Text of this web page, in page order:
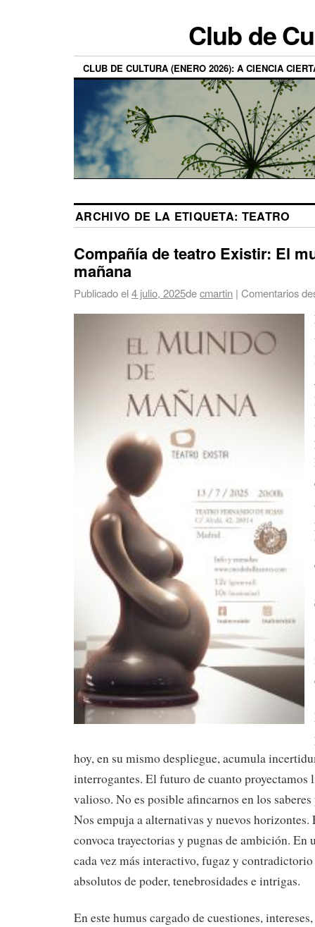
Club de
CLUB DE CULTURA (ENERO 2026): A CIENCIA
ARCHIVO DE LA ETIQUETA: TEATRO
Compañía de teatro Existir: El
mañana
Publicado el4 julio, 2025decmartin | Comentarios
hoy, en su mismo despliegue, acumula
interrogantes. El futuro de cuanto
valioso. No es posible afincarnos en los
Nos empuja a alternativas y nuevos horizontes.
convoca trayectorias y pugnas de ambición. En
cada vez más interactivo, fugaz y
absolutos de poder, tenebrosidades e intrigas.
En este humus cargado de cuestiones,